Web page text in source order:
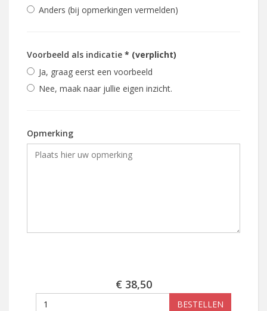
Anders (bij opmerkingen vermelden)
Voorbeeld als indicatie * (verplicht)
Ja, graag eerst een voorbeeld
Nee, maak naar jullie eigen inzicht.
Opmerking
€ 38,50
BESTELLEN